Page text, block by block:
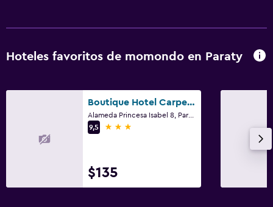
Hoteles favoritos de momondo en Paraty
Boutique Hotel Carpe Diem
Alameda Princesa Isabel 8, Paraty
9,5
3 estrellas
$135